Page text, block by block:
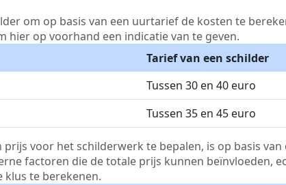
om op basis van een uurtarief de kosten te
hier op voorhand een indicatie van te geven.
Tarief van een schilder
Tussen 30 en 40 euro
Tussen 35 en 45 euro
voor het schilderwerk te bepalen, is op basis
factoren die de totale prijs kunnen beïnvloeden,
klus te berekenen.